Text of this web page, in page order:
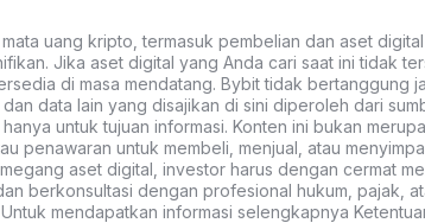
uang kripto, termasuk pembelian dan aset
Jika aset digital yang Anda cari saat ini tidak
di masa mendatang. Bybit tidak bertanggung
dan data lain yang disajikan di sini diperoleh dari
untuk tujuan informasi. Konten ini bukan
penawaran untuk membeli, menjual, atau
aset digital, investor harus dengan cermat
berkonsultasi dengan profesional hukum, pajak,
mendapatkan informasi selengkapnya